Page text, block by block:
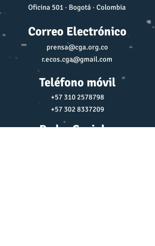
Oficina 501 · Bogotá · Colombia
Correo Electrónico
prensa@cga.org.co
r.ecos.cga@gmail.com
Teléfono móvil
+57 310 2578798
+57 302 8337209
Redes Sociales